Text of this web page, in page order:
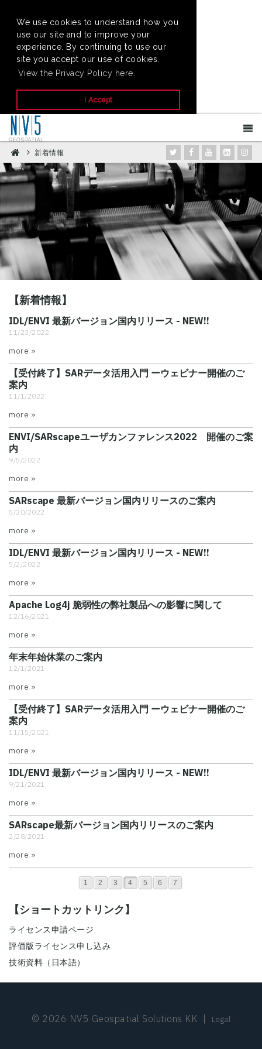
We use cookies to understand how you
use our site and to improve your
experience. By continuing to use our
site you accept our use of cookies.
View the Privacy Policy here.
I Accept
新着情報
【新着情報】
IDL/ENVI 最新バージョン国内リリース - NEW!!
11/23/2022
more »
【受付終了】SARデータ活用入門 ーウェビナー開催のご
案内
11/1/2022
more »
ENVI/SARscapeユーザカンファレンス2022 開催のご案
内
9/5/2022
more »
SARscape 最新バージョン国内リリースのご案内
5/20/2022
more »
IDL/ENVI 最新バージョン国内リリース - NEW!!
5/2/2022
more »
Apache Log4j 脆弱性の弊社製品への影響に関して
12/16/2021
more »
年末年始休業のご案内
12/1/2021
more »
【受付終了】SARデータ活用入門 ーウェビナー開催のご
案内
11/15/2021
more »
IDL/ENVI 最新バージョン国内リリース - NEW!!
9/21/2021
more »
SARscape最新バージョン国内リリースのご案内
2/28/2021
more »
1 2 3 4 5 6 7
【ショートカットリンク】
ライセンス申請ページ
評価版ライセンス申し込み
技術資料（日本語）
© 2026 NV5 Geospatial Solutions KK Legal